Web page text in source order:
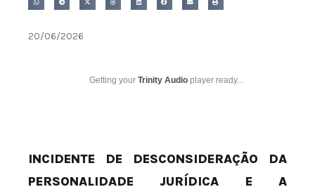
20/06/2026
Getting your Trinity Audio player ready...
INCIDENTE DE DESCONSIDERAÇÃO DA
PERSONALIDADE JURÍDICA E A